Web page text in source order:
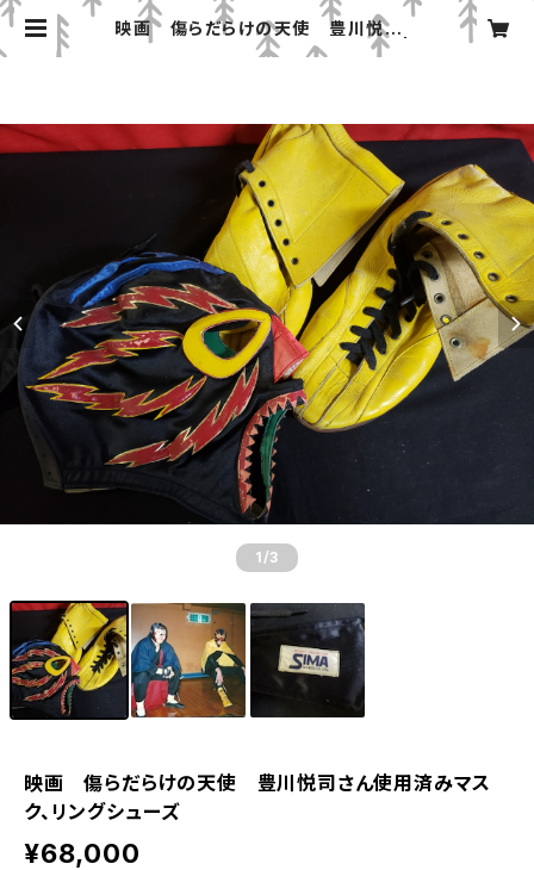
映画 傷らだらけの天使 豊川悦司さ
ん使用済みマスク、リングシューズ |
1 /3
映画 傷らだらけの天使 豊川悦司さん使用済みマス
ク、リングシューズ
¥68,000